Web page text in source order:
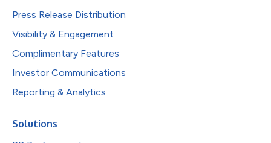
Press Release Distribution
Visibility & Engagement
Complimentary Features
Investor Communications
Reporting & Analytics
Solutions